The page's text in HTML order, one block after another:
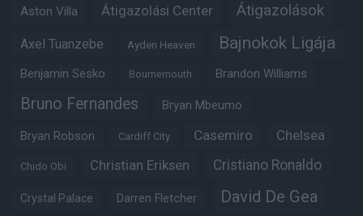
Aston Villa Átigazolási Center Átigazolások
Axel Tuanzebe Ayden Heaven Bajnokok Ligája
Benjamin Sesko Bournemouth Brandon Williams
Bruno Fernandes Bryan Mbeumo
Bryan Robson Cardiff City Casemiro Chelsea
Chido Obi Christian Eriksen Cristiano Ronaldo
Crystal Palace Darren Fletcher David De Gea